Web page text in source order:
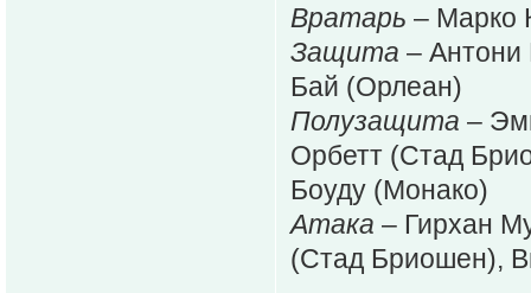
Вратарь – Марко
Защита – Антони
Бай (Орлеан)
Полузащита –
Орбетт (Стад
Боуду (Монако)
Атака – Гирхан
(Стад Бриошен),